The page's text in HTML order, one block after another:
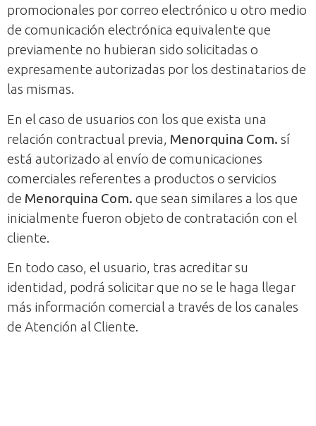
promocionales por correo electrónico u otro medio
de comunicación electrónica equivalente que
previamente no hubieran sido solicitadas o
expresamente autorizadas por los destinatarios de
las mismas.
En el caso de usuarios con los que exista una
relación contractual previa, Menorquina Com. sí
está autorizado al envío de comunicaciones
comerciales referentes a productos o servicios
de Menorquina Com. que sean similares a los que
inicialmente fueron objeto de contratación con el
cliente.
En todo caso, el usuario, tras acreditar su
identidad, podrá solicitar que no se le haga llegar
más información comercial a través de los canales
de Atención al Cliente.